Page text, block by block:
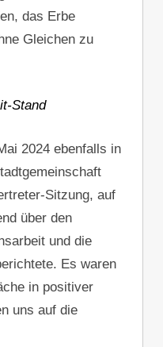
das Erbe
Gleichen zu
Stand
2024 ebenfalls in
Sitzung, auf
über den
und die
Es waren
in positiver
uns auf die